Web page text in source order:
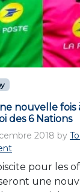
nouvelle fois
des 6 Nations
2018 by
pour les
une